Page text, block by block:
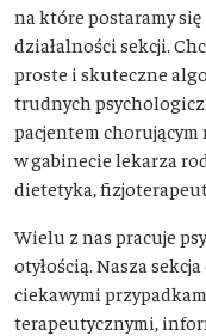
na które postaramy
działalności sekcji.
proste i skuteczne
trudnych
pacjentem chorującym
w gabinecie lekarza
dietetyka,
Wielu z nas pracuje
otyłością. Nasza
ciekawymi
terapeutycznymi,